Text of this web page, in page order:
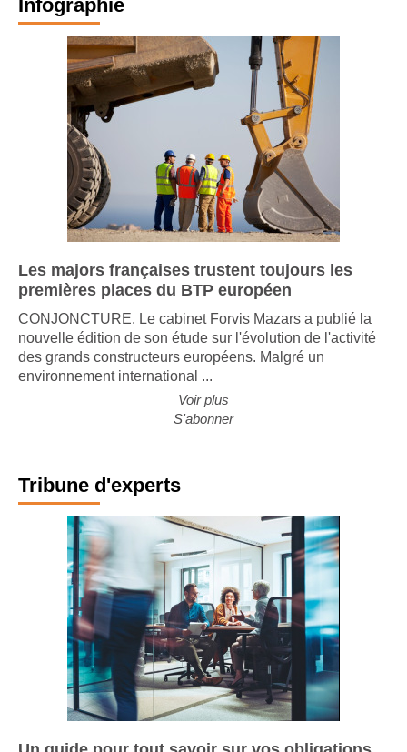
Infographie
Les majors françaises trustent toujours les
premières places du BTP européen
CONJONCTURE. Le cabinet Forvis Mazars a publié la
nouvelle édition de son étude sur l'évolution de l'activité
des grands constructeurs européens. Malgré un
Voir plus
Tribune d'experts